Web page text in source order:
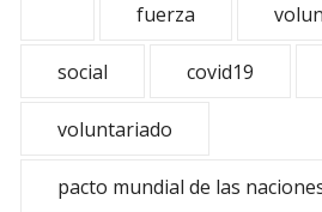
fuerza
social covid19
voluntariado
pacto mundial de las